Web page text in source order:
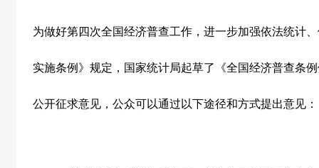
为做好第四次全国经济普查工作，进一步加强依法统计
实施条例》规定，国家统计局起草了《全国经济普查条
公开征求意见，公众可以通过以下途径和方式提出意见：